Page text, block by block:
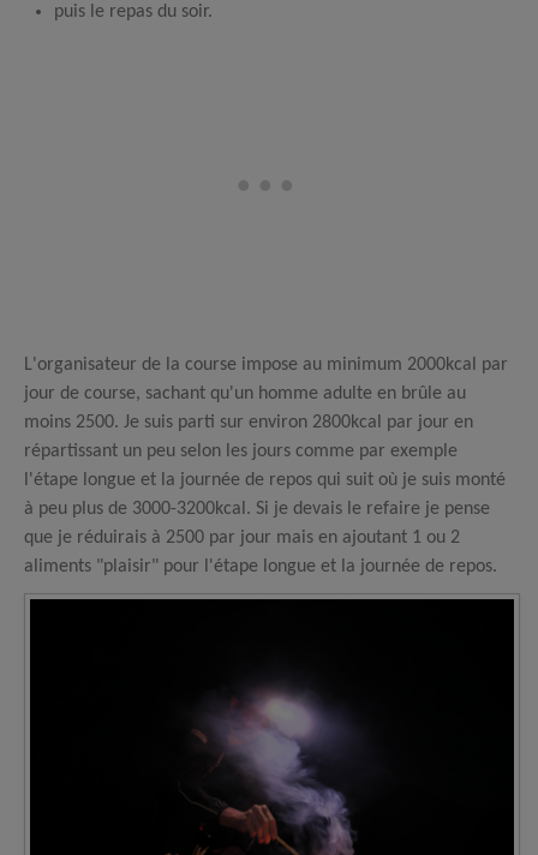
puis le repas du soir.
L'organisateur de la course impose au minimum 2000kcal par
jour de course, sachant qu'un homme adulte en brûle au
moins 2500. Je suis parti sur environ 2800kcal par jour en
répartissant un peu selon les jours comme par exemple
l'étape longue et la journée de repos qui suit où je suis monté
à peu plus de 3000-3200kcal. Si je devais le refaire je pense
que je réduirais à 2500 par jour mais en ajoutant 1 ou 2
aliments "plaisir" pour l'étape longue et la journée de repos.